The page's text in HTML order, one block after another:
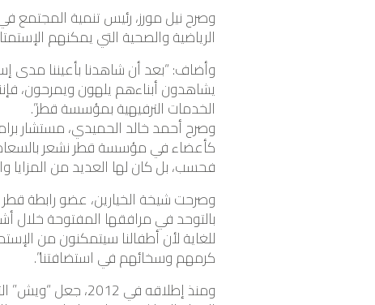
وصرح نيل مورز، رئيس تنمية المجتمع
الرياضية والصحية التي يمكنهم
وأضاف: “بعد أن شاهدنا بأعيننا مدى
يشاهدون أبناءهم يلهون ويمرحون،
الخدمات الترفيهية بمؤسسة قطر”.
وصرح أحمد خالد الحميدي، مستشار
كأعضاء في مؤسسة قطر نشعر بالسعادة
فحسب، بل كان لها العديد من المزايا
وصرحت شيخة الخيارين، عضو رابطة
بالتوحد في مرافقها المفتوحة خلال
للغاية لأن أطفالنا سيتمكنون من
كرمهم وسخائهم في استضافتنا”.
ومنذ إطلاقه في